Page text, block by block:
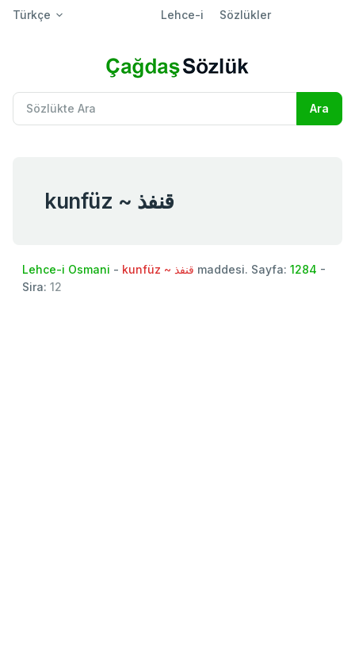
Türkçe Lehce-i Sözlükler
kunfüz ~ قنفذ
Lehce-i Osmani - kunfüz ~ قنفذ maddesi. Sayfa: 1284 -
Sira: 12